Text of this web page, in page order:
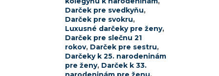
Darček pre svedkyňu,
Darček pre svokru,
Luxusné darčeky pre ženy,
Darček pre slečnu 21
rokov, Darček pre sestru,
Darčeky k 25. narodeninám
pre ženy, Darček k 33.